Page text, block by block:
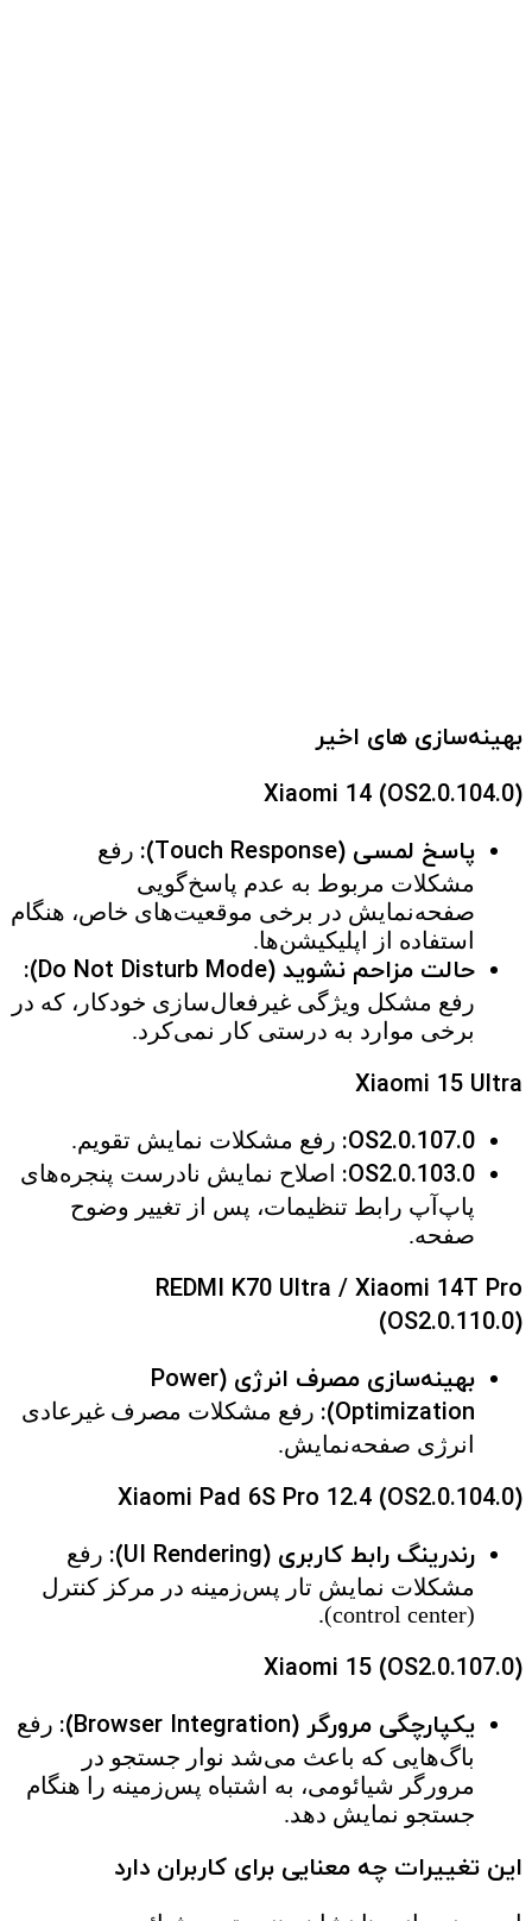
بهینه‌سازی های اخیر
Xiaomi 14 (OS2.0.104.0)
پاسخ لمسی (Touch Response):
رفع
مشکلات مربوط به عدم پاسخ‌گویی
صفحه‌نمایش در برخی موقعیت‌های خاص، هنگام
استفاده از اپلیکیشن‌ها.
حالت مزاحم نشوید (Do Not Disturb Mode):
رفع مشکل ویژگی غیرفعال‌سازی خودکار، که در
برخی موارد به درستی کار نمی‌کرد.
Xiaomi 15 Ultra
OS2.0.107.0: رفع مشکلات نمایش تقویم.
OS2.0.103.0:
اصلاح نمایش نادرست پنجره‌های
پاپ‌آپ رابط تنظیمات، پس از تغییر وضوح
صفحه.
REDMI K70 Ultra / Xiaomi 14T Pro
(OS2.0.110.0)
بهینه‌سازی مصرف انرژی (Power
Optimization):
رفع مشکلات مصرف غیرعادی
انرژی صفحه‌نمایش.
Xiaomi Pad 6S Pro 12.4 (OS2.0.104.0)
رندرینگ رابط کاربری (UI Rendering):
رفع
مشکلات نمایش تار پس‌زمینه در مرکز کنترل
(control center).
Xiaomi 15 (OS2.0.107.0)
یکپارچگی مرورگر (Browser Integration):
رفع
باگ‌هایی که باعث می‌شد نوار جستجو در
مرورگر شیائومی، به اشتباه پس‌زمینه را هنگام
جستجو نمایش دهد.
این تغییرات چه معنایی برای کاربران دارد